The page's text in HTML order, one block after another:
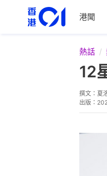
港聞
熱話
12
撰文： 夏
出版：